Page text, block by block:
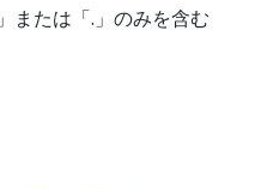
または「.」のみを含む